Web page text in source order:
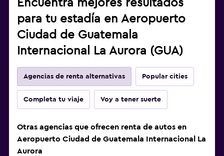
Encuentra mejores resultados
para tu estadía en Aeropuerto
Ciudad de Guatemala
Internacional La Aurora (GUA)
Agencias de renta alternativas Popular cities
Completa tu viaje Voy a tener suerte
Otras agencias que ofrecen renta de autos en
Aeropuerto Ciudad de Guatemala Internacional La
Aurora